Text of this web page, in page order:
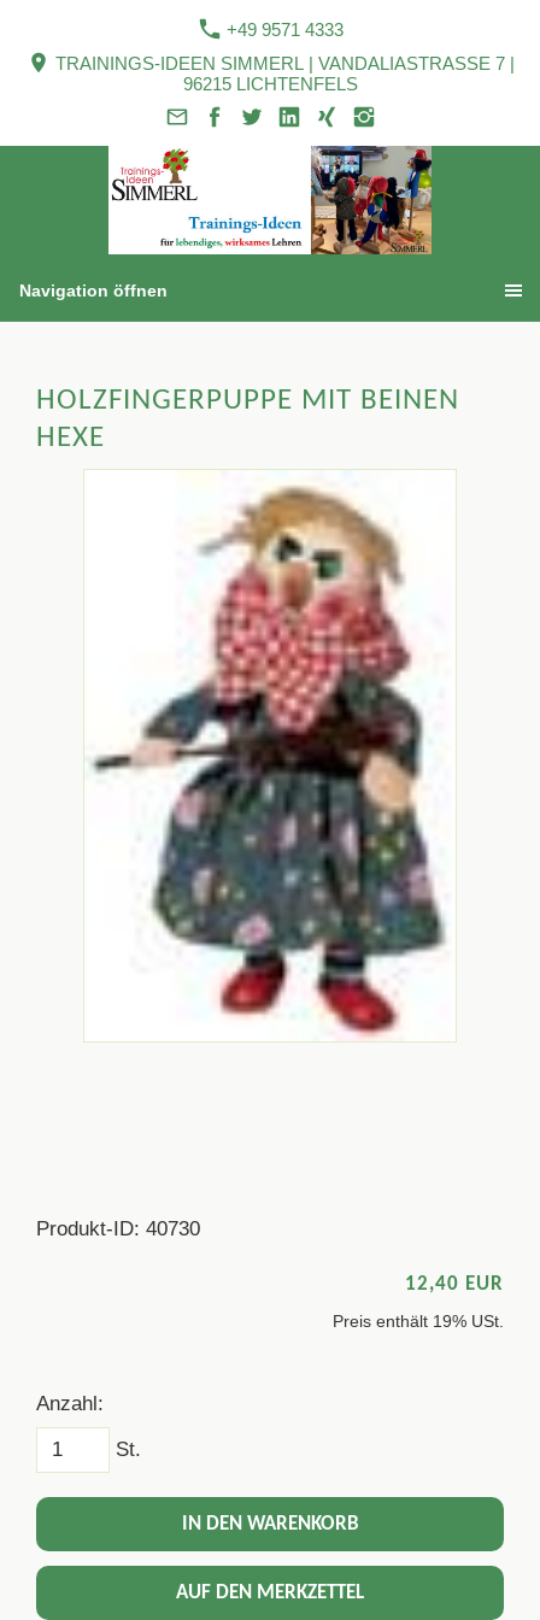
+49 9571 4333
TRAININGS-IDEEN SIMMERL | VANDALIASTRASSE 7 |
96215 LICHTENFELS
Navigation öffnen
HOLZFINGERPUPPE MIT BEINEN
HEXE
Produkt-ID: 40730
12,40 EUR
Preis enthält 19% USt.
Anzahl:
St.
IN DEN WARENKORB
AUF DEN MERKZETTEL